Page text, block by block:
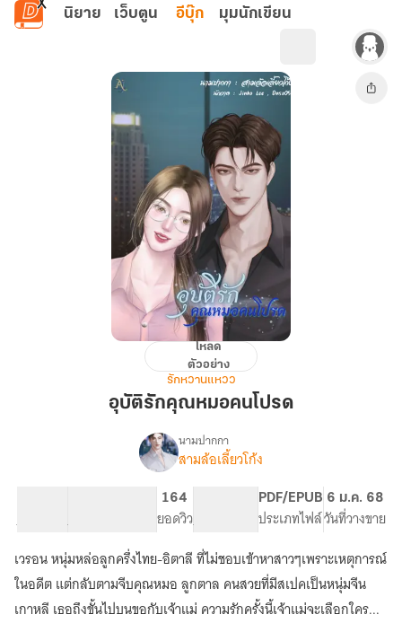
ข้ามไปยังเนื้อหาหลัก
นิยาย เว็บตูน อีบุ๊ก มุมนักเขียน
คุณ
หมอ
โปรด
โหลด
ตัวอย่าง
รักหวานแหวว
อุบัติรักคุณหมอคนโปรด
เรื่อง
คน
โปรด
(มี
อี
บุ๊ค)
นามปากกา
สามล้อเลี้ยวโก้ง
จำนวนคำ จำนวนหน้า (A5)
164
ยอดวิวระดับเนื้อหา
PDF/EPUB
ประเภทไฟล์
6 ม.ค. 68
วันที่วางขาย
เวรอน หนุ่มหล่อลูกครึ่งไทย-อิตาลี ที่ไม่ชอบเข้าหาสาวๆเพราะเหตุการณ์
ในอดีต แต่กลับตามจีบคุณหมอ ลูกตาล คนสวยที่มีสเปคเป็นหนุ่มจีน
เกาหลี เธอถึงขั้นไปบนขอกับเจ้าแม่ ความรักครั้งนี้เจ้าแม่จะเลือกใคร...